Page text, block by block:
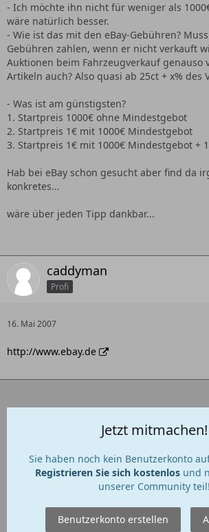
- Ich möchte ihn nicht für weniger als
wäre natürlich besser.
- Wie ist das mit den eBay-Gebühren?
Gebühren zahlen, wenn er nicht verkauft
Auktionen beim Fahrzeugverkauf genauso
Artikeln auch? Also quasi ab 25ct + x% des
- Was ist am günstigsten?
1. Startpreis 1000€ ohne Mindestgebot
2. Startpreis 1€ mit 1000€ Mindestgebot
3. Startpreis 1€ mit 1000€ Mindestgebot +
Hab bei eBay schon gesucht aber find da
konkretes...
wäre über jeden Tipp dankbar...
caddyman
Profi
16. Mai 2007
http://www.ebay.de
Jetzt mitmachen!
Sie haben noch kein Benutzerkonto
Registrieren Sie sich kostenlosund
unserer Community teil!
Benutzerkonto erstellen